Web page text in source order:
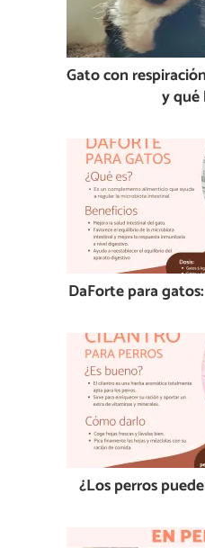
Gato con
y qué
DaForte para
¿Los perros